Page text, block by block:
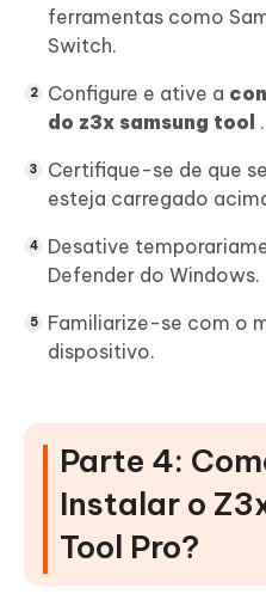
ferramentas como
Switch.
Configure e ative a
do z3x samsung tool .
Certifique-se de que
esteja carregado
Desative
Defender do Windows.
Familiarize-se com o
dispositivo.
Parte 4:
Instalar o
Tool Pro?